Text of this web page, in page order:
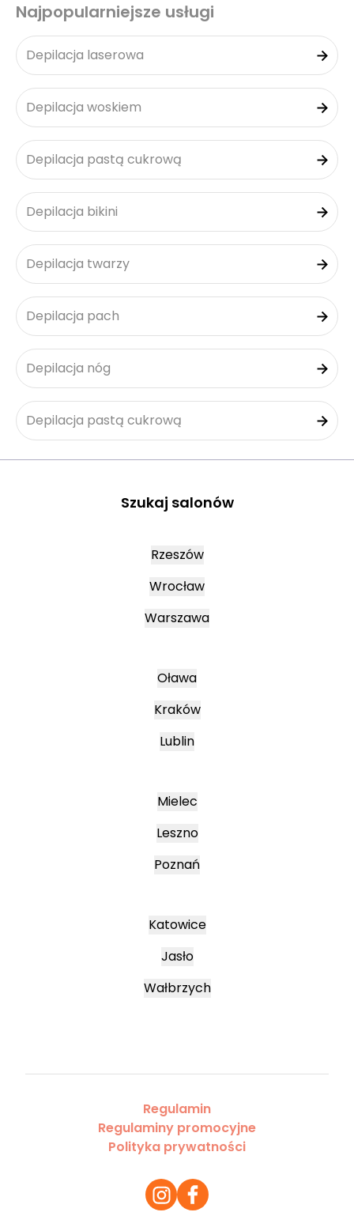
Najpopularniejsze usługi
Depilacja laserowa
Depilacja woskiem
Depilacja pastą cukrową
Depilacja bikini
Depilacja twarzy
Depilacja pach
Depilacja nóg
Depilacja pastą cukrową
Szukaj salonów
Rzeszów
Wrocław
Warszawa
Oława
Kraków
Lublin
Mielec
Leszno
Poznań
Katowice
Jasło
Wałbrzych
Regulamin
Regulaminy promocyjne
Polityka prywatności